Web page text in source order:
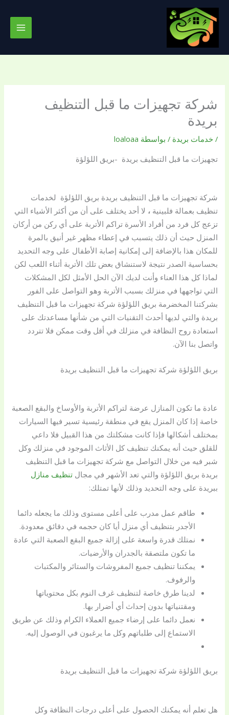
تخطي
المحتوى
شركة تجهيزات ما قبل التنظيف
بريدة
/ خدمات بريدة / بواسطة loaloaa
تجهيزات ما قبل التنظيف بريدة -بريق اللؤلؤة
شركة تجهيزات ما قبل التنظيف بريدة بريق اللؤلؤة لخدمات
تنظيف بعمالة فلبينية، لا أحد يختلف على أن من أكثر الأشياء التي
تزعج كل فرد من أفراد الأسرة تراكم الأتربة على أي ركن من أركان
المنزل حيث أن ذلك يتسبب في إعطاء مظهر غير أنيق بالمرة
للمكان هذا بالإضافة إلى إمكانية إصابة الأطفال على وجه التحديد
بحساسية الصدر نتيجة لاستنشاق بعض تلك الأتربة أثناء اللعب لكن
لماذا كل هذا العناء وأنت لديك الآن الحل الأمثل لكل المشكلات
التي تواجهها في منزلك بسبب الأتربة وهو التواصل على الفور
بشركتنا المخضرمة بريق اللؤلؤة شركة تجهيزات ما قبل التنظيف
بريدة والتي لديها أحدث التقنيات التي من شأنها مساعدتك على
استعادة روح النظافة في منزلك في أقل وقت ممكن فلا تتردد
واتصل بنا الآن.
بريق اللؤلؤة شركة تجهيزات ما قبل التنظيف بريدة
عادة ما تكون المنازل عرضة لتراكم الأتربة والأوساخ والبقع الصعبة
خاصة إذا كان المنزل يقع في منطقة رئيسية تسير فيها السيارات
بمختلف أشكالها فإذا كانت مشكلتك من هذا القبيل فلا داعي
للقلق حيث أنه يمكنك تنظيف كل الأثاث الموجود في منزلك وكل
شبر فيه من خلال التواصل مع شركة تجهيزات ما قبل التنظيف
بريدة بريق اللؤلؤة والتي تعد الأشهر في مجالتنظيف منازل
ببريدة على وجه التحديد وذلك لأنها تمتلك:
طاقم عمل مدرب على أعلى مستوى وذلك ما يجعله دائما
الأجدر بتنظيف أي منزل أيا كان حجمه في دقائق معدودة.
نمتلك قدرة واسعة على إزالة جميع البقع الصعبة التي عادة
ما تكون ملتصقة بالجدران والأرضيات.
يمكننا تنظيف جميع المفروشات والستائر والمكتبات
والرفوف.
لدينا طرق خاصة لتنظيف غرف النوم بكل محتوياتها
ومقتنياتها بدون إحداث أي أضرار بها.
نعمل دائما على إرضاء جميع العملاء الكرام وذلك عن طريق
الاستماع إلى طلباتهم وكل ما يرغبون في الوصول إليه.
بريق اللؤلؤة شركة تجهيزات ما قبل التنظيف بريدة
هل تعلم أنه يمكنك الحصول على أعلى درجات النظافة وكل